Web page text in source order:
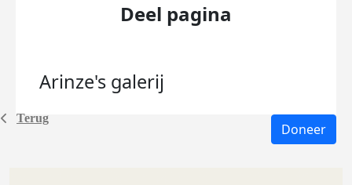
Terug
Deel pagina
Arinze's galerij
Doneer